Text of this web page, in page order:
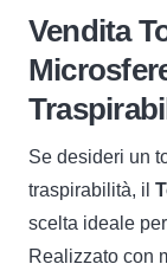
Vendita
Se desideri un
traspirabilità, il
scelta ideale
Realizzato con